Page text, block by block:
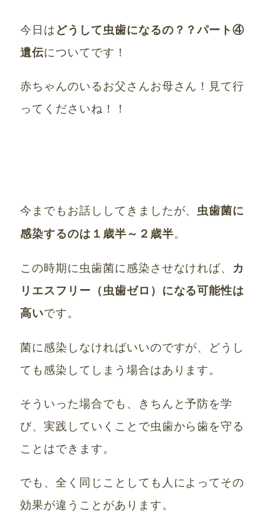
今日はどうして虫歯になるの？？パート④
遺伝についてです！
赤ちゃんのいるお父さんお母さん！見て行
ってくださいね！！
今までもお話ししてきましたが、 虫歯菌に
感染するのは１歳半～２歳半。
この時期に虫歯菌に感染させなければ、 カ
リエスフリー（虫歯ゼロ）になる可能性は
高いです。
菌に感染しなければいいのですが、どうし
ても感染してしまう場合はあります。
そういった場合でも、きちんと予防を学
び、実践していくことで虫歯から歯を守る
ことはできます。
でも、全く同じことしても人によってその
効果が違うことがあります。